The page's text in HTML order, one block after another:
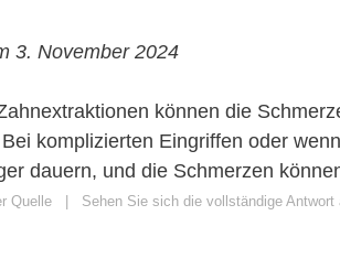
3. November 2024
können die
komplizierten Eingriffen oder
dauern, und die Schmerzen
Quelle Sehen Sie sich die vollständige